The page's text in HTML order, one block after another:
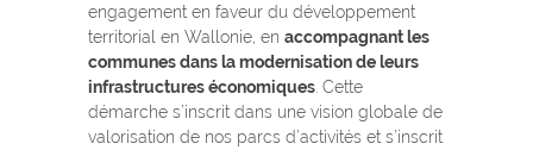
engagement en faveur du développement
territorial en Wallonie, en accompagnant les
communes dans la modernisation de leurs
infrastructures économiques . Cette
démarche s’inscrit dans une vision globale de
valorisation de nos parcs d’activités et s’inscrit